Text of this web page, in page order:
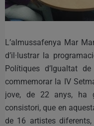
L’almussafenya Mar
d’il·lustrar la
Polítiques d’Igualtat
commemorar la IV
jove, de 22 anys, ha
consistori, que en
de 16 artistes